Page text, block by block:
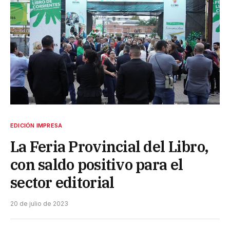
EDICIÓN IMPRESA
La Feria Provincial del Libro,
con saldo positivo para el
sector editorial
20 de julio de 2023